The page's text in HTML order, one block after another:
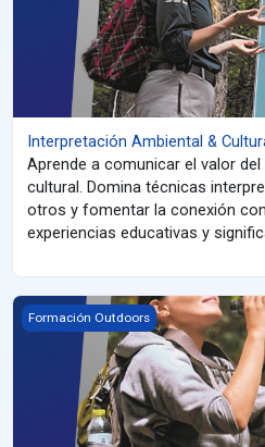
Interpretación Ambiental &
Aprende a comunicar el valor
cultural. Domina técnicas
otros y fomentar la conexión
experiencias educativas y
Aviturismo
Formación Outdoors